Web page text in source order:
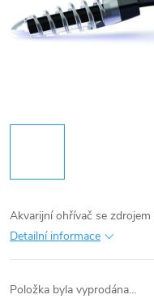
Akvarijní ohřívač se
Detailní informace
Položka byla vyprodána…